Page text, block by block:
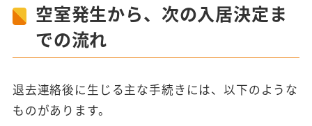
空室発生から、次の入居決定ま
での流れ
退去連絡後に生じる主な手続きには、以下のような
ものがあります。